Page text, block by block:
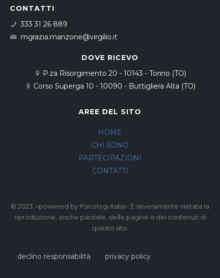
CONTATTI
333 31 26 889
mgrazia.manzone@virgilio.it
DOVE RICEVO
P.za Risorgimento 20 - 10143 - Torino (TO)
Corso Superga 10 - 10090 - Buttigliera Alta (TO)
AREE DEL SITO
HOME
CHI SONO
PARTECIPAZIONI
CONTATTI
© 2023. «powered by Psicologi Italia». È severamente vietata la
riproduzione, anche parziale, delle pagine e dei contenuti di
questo sito.
declino responsabilità privacy policy